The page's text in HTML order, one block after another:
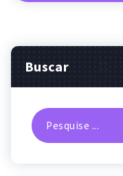
Buscar
Pesquisa
por: